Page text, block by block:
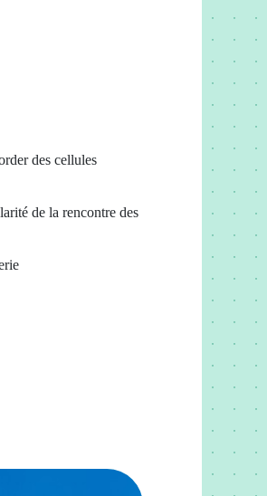
des cellules
de la rencontre des